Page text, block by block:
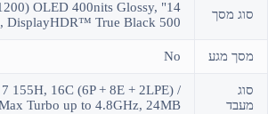
סוג מסך
OLED 400nits Glossy,
DisplayHDR™ True Black 500
מסך מגע No
סוג
מעבד
155H, 16C (6P + 8E + 2LPE) /
Turbo up to 4.8GHz, 24MB